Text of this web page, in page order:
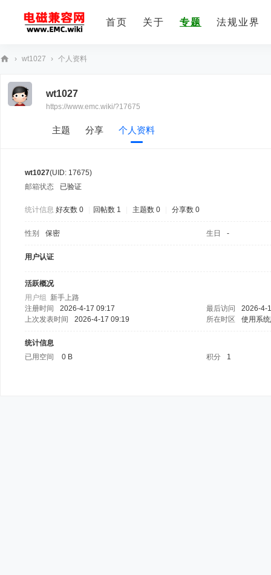
首页 关于 专题 法规业界
› wt1027 › 个人资料
wt1027
https://www.emc.wiki/?17675
主题 分享 个人资料
wt1027(UID: 17675)
邮箱状态
已验证
统计信息 好友数 0 回帖数 1 主题数 0 分享数 0
性别 保密 生日 -
用户认证
活跃概况
用户组 新手上路
注册时间
2026-4-17 09:17 最后访问
2026-4-
上次发表时间
2026-4-17 09:19 所在时区 使用系
统计信息
已用空间
0 B 积分 1